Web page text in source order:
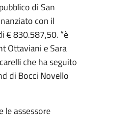
di San
con il
€ 830.587,50. “è
Ottaviani e Sara
che ha seguito
di Bocci Novello
le assessore